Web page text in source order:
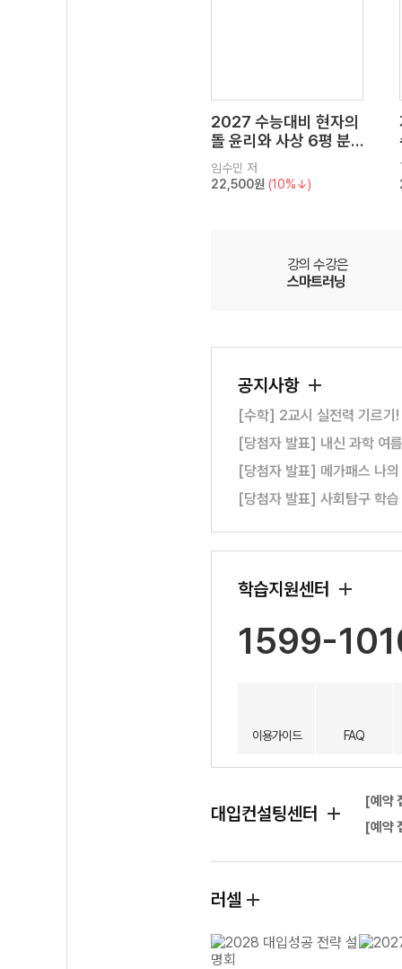
2027 수능대비 현자의
돌 윤리와 사상 6평 분
석서&EBS 수능완성 연
계 N제
임수민 저
22,500원 (10%↓)
강의 수강은
스마트러닝
공지사항
[수학] 2교시 실전력 기르기
[당첨자 발표] 내신 과학 여
[당첨자 발표] 메가패스 나
[당첨자 발표] 사회탐구 학
학습지원센터
1599-
이용가이드 FAQ
대입컨설팅센터
[예약
[예약
러셀